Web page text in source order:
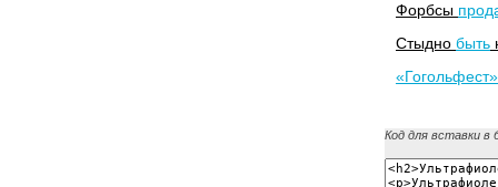
Форбсы
Стыдно быть
«Гогольфест»
Код для вставки в